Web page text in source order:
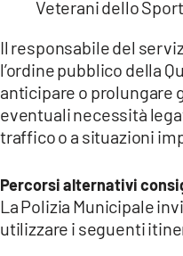
Veterani dello
Il responsabile del
l’ordine pubblico della
anticipare o prolungare
eventuali necessità
traffico o a situazioni
Percorsi alternativi
La Polizia Municipale
utilizzare i seguenti